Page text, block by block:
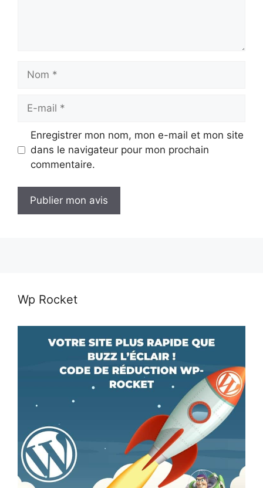
mail
Enregistrer mon nom, mon e-mail et mon site
dans le navigateur pour mon prochain
commentaire.
Wp Rocket